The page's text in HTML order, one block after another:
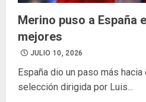
Merino puso a España
mejores
JULIO 10, 2026
España dio un paso más
selección dirigida por Luis...